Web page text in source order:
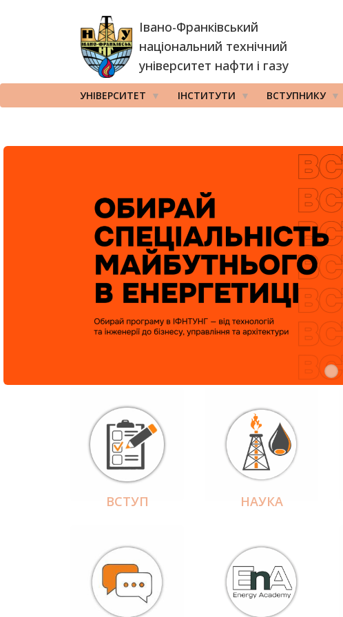
Івано-Франківський
національний технічний
університет нафти і газу
УНІВЕРСИТЕТ ІНСТИТУТИ ВСТУПНИКУ
ВСТУП НАУКА